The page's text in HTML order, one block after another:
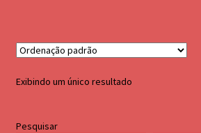
Palo Santo
Pendulo testemunho em metal
Exibindo um único resultado
Pesquisar